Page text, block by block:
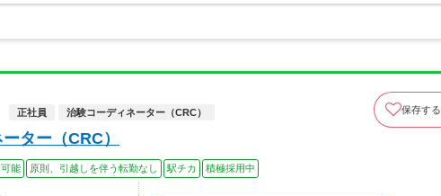
正社員 治験コーディネーター（CRC） 保存する
ター（CRC）
能 原則、引越しを伴う転勤なし 駅チカ 積極採用中